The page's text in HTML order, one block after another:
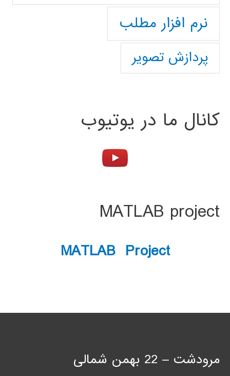
نرم افزار مطلب
پردازش تصویر
کانال ما در یوتیوب
MATLAB project
MATLAB Project
مرودشت – 22 بهمن شمالی